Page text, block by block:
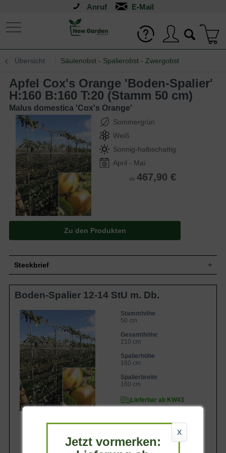
Anruf
Übersicht Säulenobst - Spalierobst - Zwergobst
Apfel Cox's Orange 'Boden-Spalier'
H:160 B:160 T:20 (Stamm 50 cm)
Malus domestica 'Cox's Orange'
Sommergrün
Weiß
Sonnig-halbschattig
April - Mai
ab 467,90 €
Zu den Produkten
Steckbrief
Wuchs
Kleiner Baum, gut verzweigt, breit
aufrecht, bis zu 400 cm hoch und bis zu
Blatt
Sommergrün, eiförmig, am Ende
zugespitzt, gesägter Rand, leicht
glänzend, mittelgrün, bis zu 8 cm lang
Frucht
Grüngelbe Äpfel, sonnenseits streifig bis
flächig karminrot, gelbes Fruchtfleisch,
saftig und süß, klein bis mittelgroß
Blüte
Weiß
Blütezeit
April bis Mai
Rinde
Braun
Wurzeln
Dicht verzweigt
Untergründe
Der Malus domestica 'Cox Orange' (Apfel
Boden-Spalier 12-14 StU m. Db.
Stammhöhe
50 cm
Gesamthöhe
210 cm
Spalierhöhe
160 cm
Spalierbreite
160 cm
Lieferbar ab KW43
X
Jetzt vormerken: